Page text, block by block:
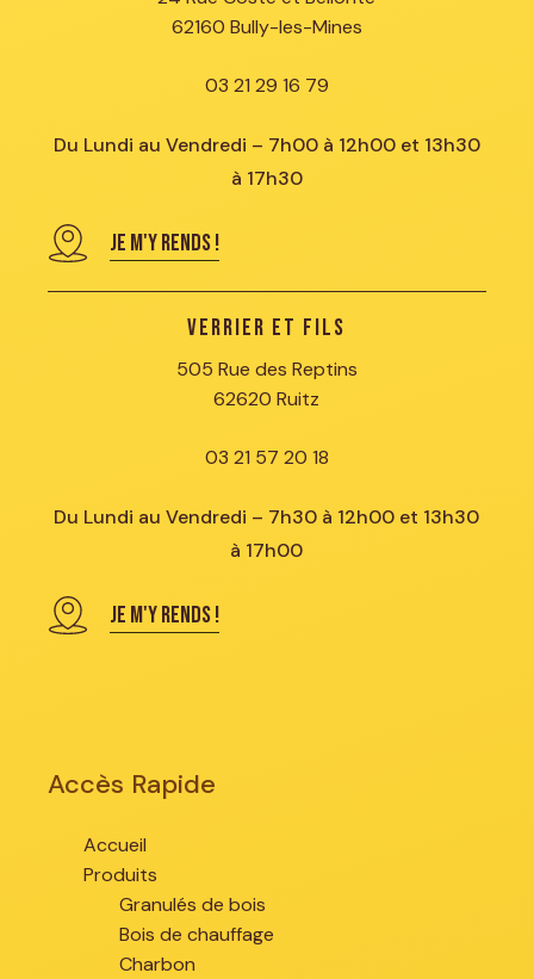
62160 Bully-les-Mines
03 21 29 16 79
Du Lundi au Vendredi – 7h00 à 12h00 et 13h30
à 17h30
JE M'Y RENDS !
Verrier et Fils
505 Rue des Reptins
62620 Ruitz
03 21 57 20 18
Du Lundi au Vendredi – 7h30 à 12h00 et 13h30
à 17h00
JE M'Y RENDS !
Accès Rapide
Accueil
Produits
Granulés de bois
Bois de chauffage
Charbon